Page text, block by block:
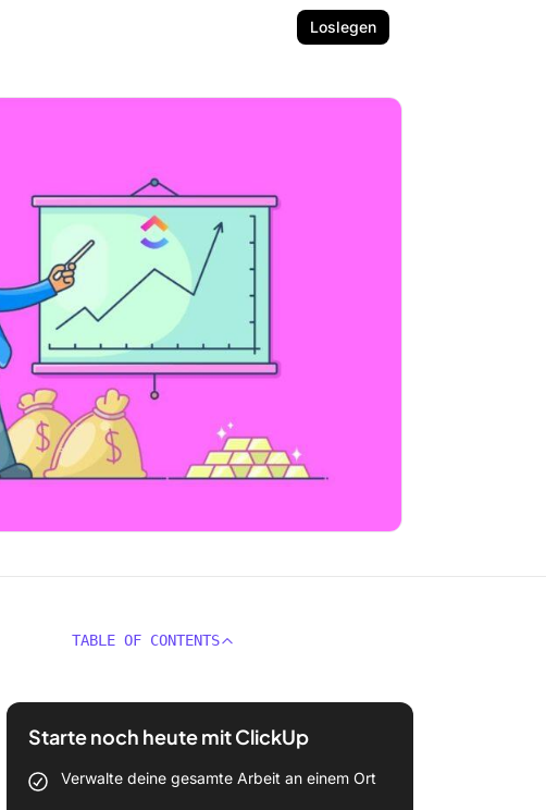
Loslegen
TABLE OF CONTENTS
Starte noch heute mit ClickUp
Verwalte deine gesamte Arbeit an einem Ort